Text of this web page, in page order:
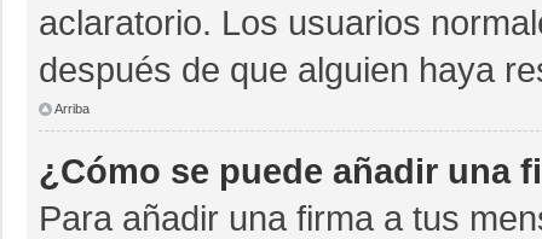
aclaratorio. Los usuarios
después de que alguien haya
Arriba
¿Cómo se puede añadir una
Para añadir una firma a tus